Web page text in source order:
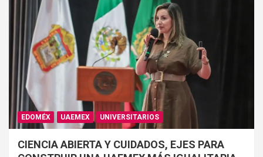
EDOMÉX UAEMEX UNIVERSITARIOS
CIENCIA ABIERTA Y CUIDADOS, EJES PARA